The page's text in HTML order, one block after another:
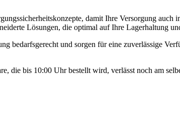
damit Ihre Versorgung auch
Lösungen, die optimal auf Ihre Lagerhaltung
bedarfsgerecht und sorgen für eine zuverlässige
die bis 10:00 Uhr bestellt wird, verlässt noch am